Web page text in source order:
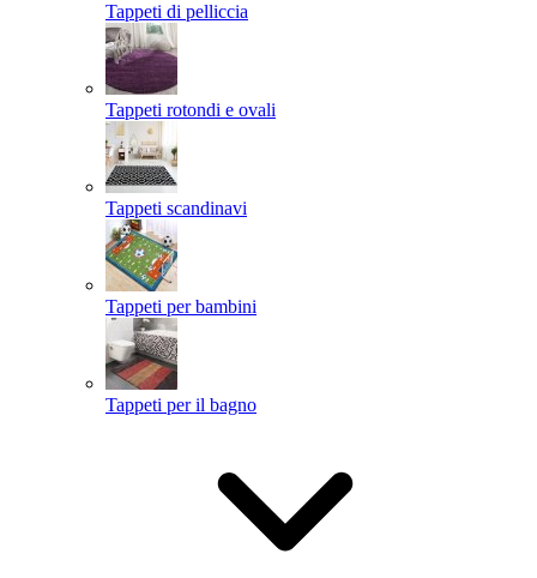
Tappeti di pelliccia
Tappeti rotondi e ovali
Tappeti scandinavi
Tappeti per bambini
Tappeti per il bagno